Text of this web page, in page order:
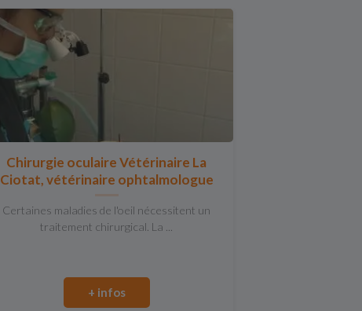
Chirurgie oculaire Vétérinaire La
Ciotat, vétérinaire ophtalmologue
Certaines maladies de l'oeil nécessitent un
traitement chirurgical. La ...
+ infos